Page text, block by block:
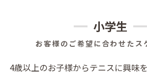
小学生
お客様のご希望に合わせたス
4歳以上のお子様からテニスに興味